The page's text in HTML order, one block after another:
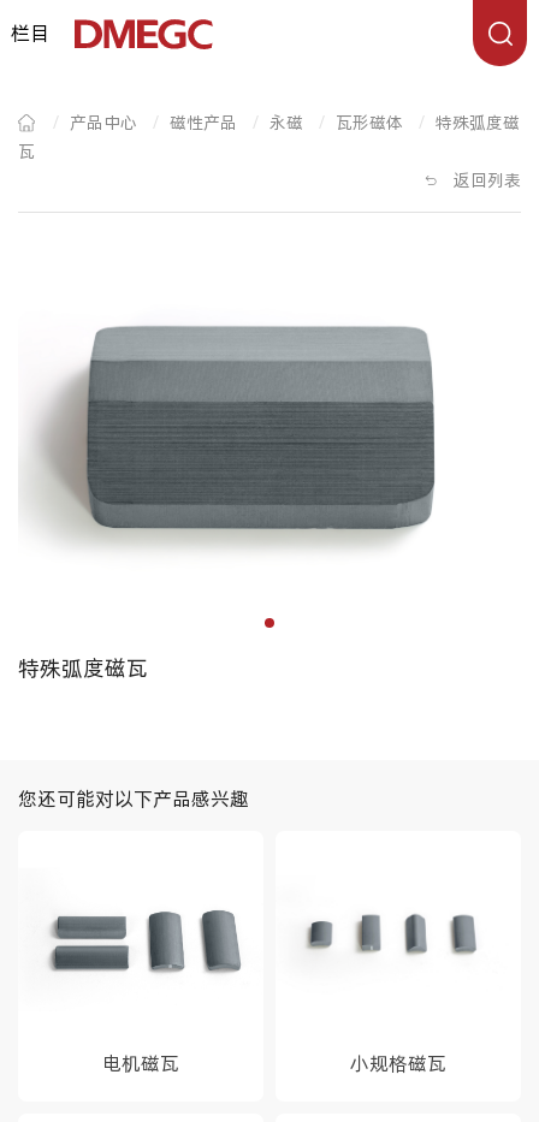
栏目
/ 产品中心 / 磁性产品 / 永磁 / 瓦形磁体 / 特殊弧度磁
瓦
返回列表
特殊弧度磁瓦
您还可能对以下产品感兴趣
电机磁瓦 小规格磁瓦